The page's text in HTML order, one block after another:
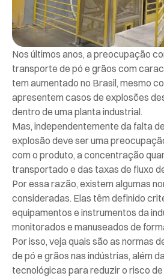
Nos últimos anos, a preocupação
transporte de pó e grãos com
tem aumentado no Brasil, mesmo
apresentem casos de explosões
dentro de uma planta industrial.
Mas, independentemente da falta
explosão deve ser uma
com o produto, a concentração
transportado e das taxas de fluxo
Por essa razão, existem algumas
consideradas. Elas têm definido
equipamentos e instrumentos da
monitorados e manuseados de
Por isso, veja quais são as normas
de pó e grãos nas indústrias, além
tecnológicas para reduzir o risco